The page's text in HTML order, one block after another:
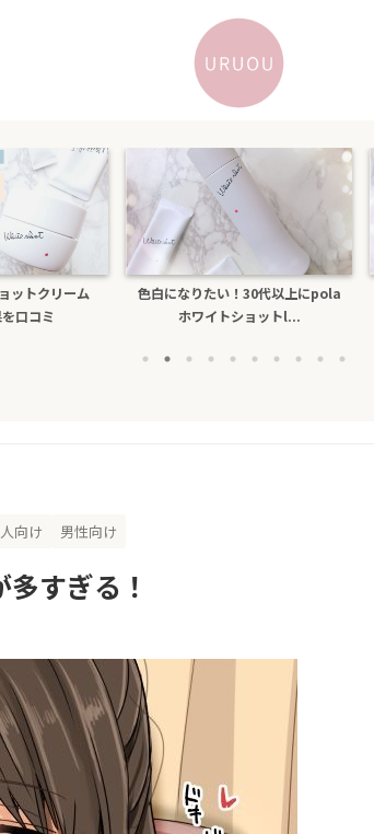
トクリーム
口コミ
色白になりたい！30代以上にpola
ホワイトショットl...
向け 男性向け
すぎる！